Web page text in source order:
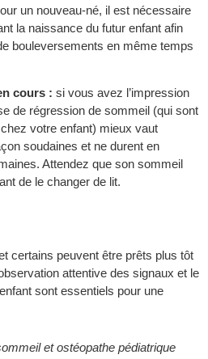
un nouveau-né, il est nécessaire
la naissance du futur enfant afin
bouleversements en même temps
cours : si vous avez l’impression
de régression de sommeil (qui sont
votre enfant) mieux vaut
soudaines et ne durent en
Attendez que son sommeil
de le changer de lit.
certains peuvent être prêts plus tôt
attentive des signaux et le
sont essentiels pour une
et ostéopathe pédiatrique